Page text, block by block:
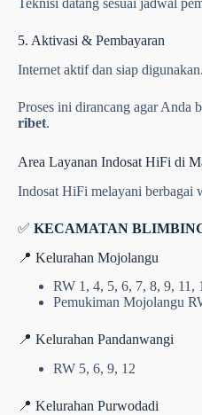
Teknisi datang sesuai jadwal
5. Aktivasi & Pembayaran
Internet aktif dan siap digunakan.
Proses ini dirancang agar Anda
ribet.
Area Layanan Indosat HiFi di
Indosat HiFi melayani berbagai
✅ KECAMATAN
📍 Kelurahan Mojolangu
RW 1, 4, 5, 6, 7, 8, 9, 11,
Pemukiman Mojolangu
📍 Kelurahan Pandanwangi
RW 5, 6, 9, 12
📍 Kelurahan Purwodadi